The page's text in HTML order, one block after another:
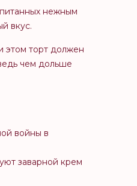
нежным
вкус.
этом торт должен
чем дольше
войны в
заварной крем